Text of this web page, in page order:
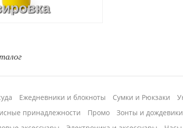
Ежедневники и блокноты Сумки и Рюкзаки
принадлежности
Промо
Зонты и дождевики